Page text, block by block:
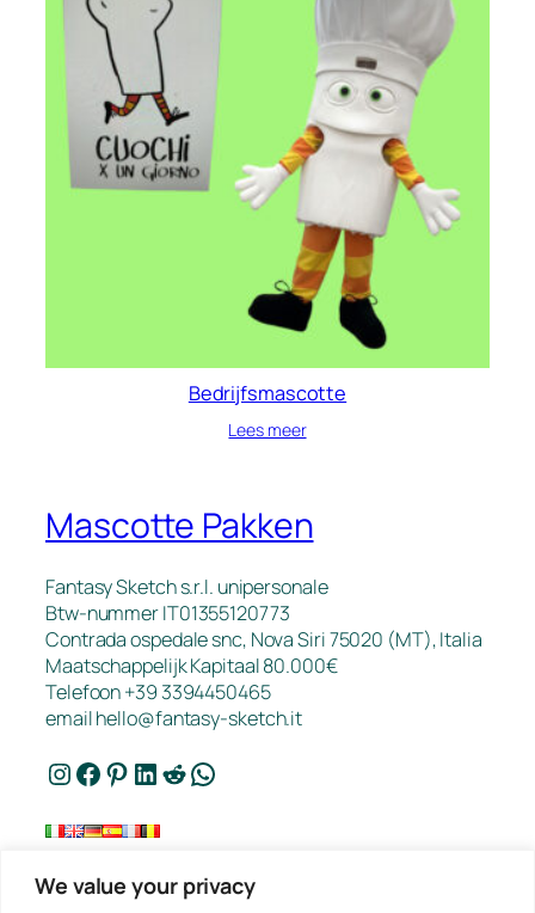
We value your privacy
Bedrijfsmascotte
Lees meer
Mascotte Pakken
Fantasy Sketch s.r.l. unipersonale
Btw-nummer IT01355120773
Contrada ospedale snc, Nova Siri 75020 (MT), Italia
Maatschappelijk Kapitaal 80.000€
Telefoon +39 3394450465
emailhello@fantasy-sketch.it
Instagram Facebook Pinterest LinkedIn Reddit WhatsApp